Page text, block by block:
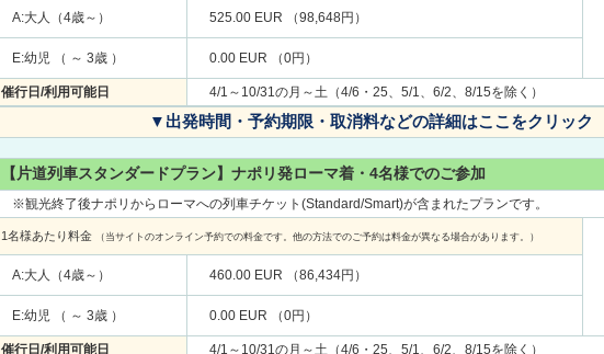
A:大人（4歳～） 525.00 EUR （98,648円）
E:幼児 （ ～ 3歳 ） 0.00 EUR （0円）
催行日/利用可能日 4/1～10/31の月～土（4/6・25、5/1、6/2、8/15を除く）
▼出発時間・予約期限・取消料などの詳細はここをクリック
【片道列車スタンダードプラン】ナポリ発ローマ着・4名様でのご参加
※観光終了後ナポリからローマへの列車チケット(Standard/Smart)が含まれたプランです。
1名様あたり料金 （当サイトのオンライン予約での料金です。他の方法でのご予約は料金が異なる場合があります。）
A:大人（4歳～） 460.00 EUR （86,434円）
E:幼児 （ ～ 3歳 ） 0.00 EUR （0円）
催行日/利用可能日 4/1～10/31の月～土（4/6・25、5/1、6/2、8/15を除く）